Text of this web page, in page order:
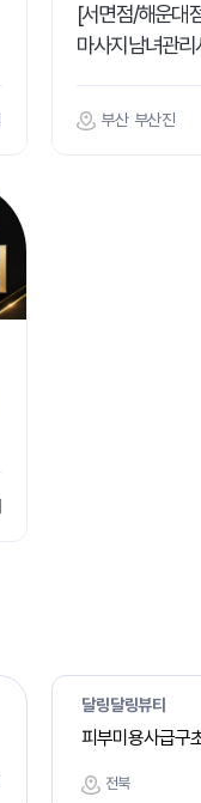
[서면점/해운대
마사지남녀관
부산 부산진
달링달링뷰티
피부미용사급구
전북